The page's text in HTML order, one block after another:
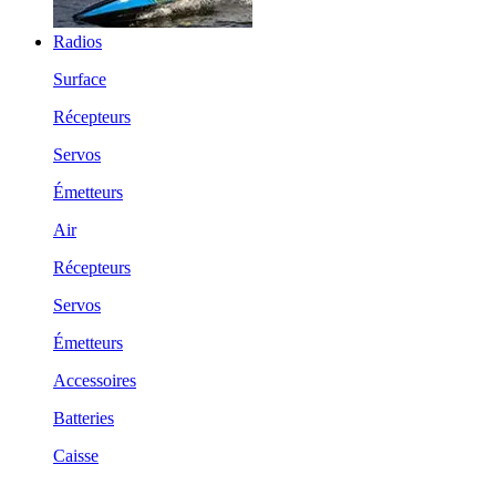
Radios
Surface
Récepteurs
Servos
Émetteurs
Air
Récepteurs
Servos
Émetteurs
Accessoires
Batteries
Caisse